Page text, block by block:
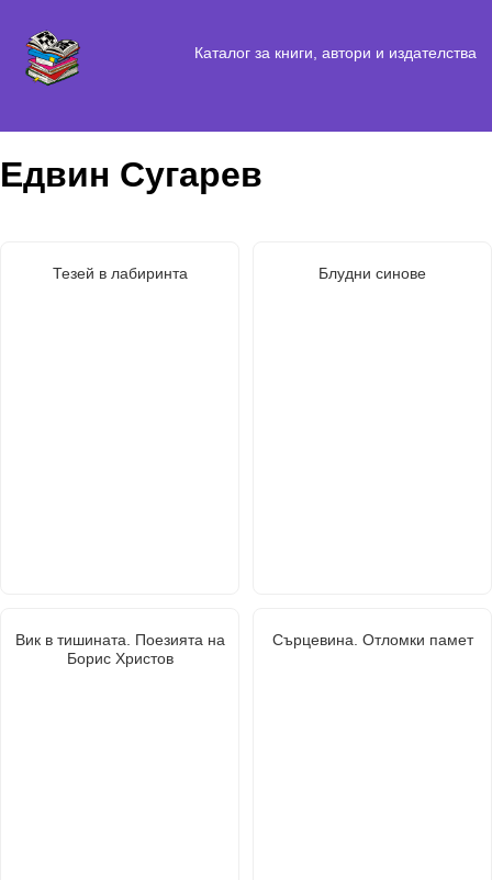
Каталог за книги, автори и издателства
Едвин Сугарев
Тезей в лабиринта Блудни синове
Вик в тишината. Поезията на
Борис Христов
Сърцевина. Отломки памет